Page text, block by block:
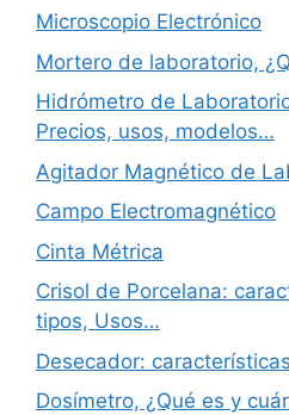
Microscopio Electrónico
Mortero de laboratorio,
Hidrómetro de
Precios, usos, modelos…
Agitador Magnético de
Campo Electromagnético
Cinta Métrica
Crisol de Porcelana:
tipos, Usos…
Desecador:
Dosímetro, ¿Qué es y